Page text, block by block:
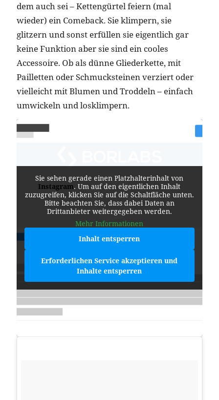
dem auch sei – Kettengürtel feiern (mal
wieder) ein Comeback. Sie klimpern, sie
glitzern und sonst erfüllen sie eigentlich gar
keine Funktion aber sie sind ein cooles
Accessoire. Ob als dünne Gliederkette, mit
Pailletten oder Schmucksteinen verziert oder
vielleicht mit Blumen und Troddeln – einfach
umwickeln und losklimpern.
Sie sehen gerade einen Platzhalterinhalt von
Instagram. Um auf den eigentlichen Inhalt
zuzugreifen, klicken Sie auf die Schaltfläche unten.
Bitte beachten Sie, dass dabei Daten an
Drittanbieter weitergegeben werden.
Mehr Informationen
Inhalt entsperren
Erforderlichen Service akzeptieren und
Inhalte entsperren